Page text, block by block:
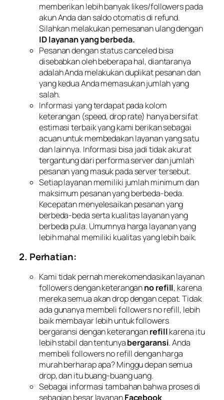
memberikan lebih banyak likes/followers pada
akun Anda dan saldo otomatis di refund.
Silahkan melakukan pemesanan ulang dengan
ID layanan yang berbeda.
Pesanan dengan status canceled bisa
disebabkan oleh beberapa hal, diantaranya
adalah Anda melakukan duplikat pesanan dan
yang kedua Anda memasukan jumlah yang
salah.
Informasi yang terdapat pada kolom
keterangan (speed, drop rate) hanya bersifat
estimasi terbaik yang kami berikan sebagai
acuan untuk membedakan layanan yang satu
dan lainnya. Informasi bisa jadi tidak akurat
tergantung dari performa server dan jumlah
pesanan yang masuk pada server tersebut.
Setiap layanan memiliki jumlah minimum dan
maksimum pesanan yang berbeda-beda.
Kecepatan menyelesaikan pesanan yang
berbeda-beda serta kualitas layanan yang
berbeda pula. Umumnya harga layanan yang
lebih mahal memiliki kualitas yang lebih baik.
2. Perhatian:
Kami tidak pernah merekomendasikan layanan
followers dengan keteranganno refill, karena
mereka semua akan drop dengan cepat. Tidak
ada gunanya membeli followers no refill, lebih
baik membayar lebih untuk followers
bergaransi dengan keteranganrefillkarena itu
lebih stabil dan tentunyabergaransi. Anda
membeli followers no refill dengan harga
murah berharap apa? Minggu depan semua
drop, dan itu buang-buang uang.
Sebagai informasi tambahan bahwa proses di
sebagian besar layananFacebook